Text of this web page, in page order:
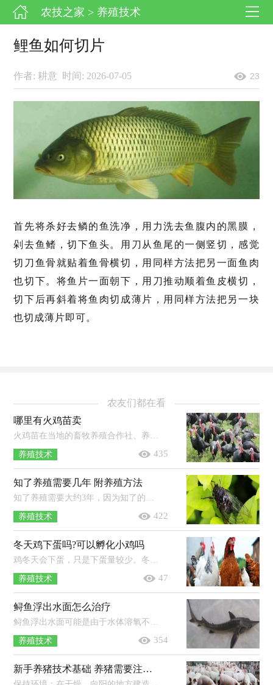
农技之家 > 养殖技术
鲤鱼如何切片
作者: 耕意 时间: 2026-07-05 23
首先将杀好去鳞的鱼洗净，用力洗去鱼腹内的黑膜，
剁去鱼鳍，切下鱼头。用刀从鱼尾的一侧竖切，感觉
切刀鱼骨就贴着鱼骨横切，用同样方法把另一面鱼肉
也切下。将鱼片一面朝下，用刀推动顺着鱼皮横切，
切下后再斜着将鱼肉切成薄片，用同样方法把另一块
也切成薄片即可。
农友们都在看
哪里有火鸡苗卖
火鸡苗在当地的畜牧养殖合作社、养鸡场等地都有购买，但选择有省级或省级以上《种畜禽生产经营许可证》的正规火鸡苗养殖场购买为佳...
养殖技术 435
知了养殖需要几年 附养殖方法
知了养殖需要大约3年，因为知了的若虫，也就是幼虫需要在地底生活2-3年。养殖方法：1、提供有营养的树林：培育阔叶树的苗木，将有卵的枝条...
养殖技术 422
冬天鸡下蛋吗?可以孵化小鸡吗
鸡冬天会下蛋，只是下蛋量较少。冬天气温比较低，可以在鸡舍内增加一些保温设施，只有提高鸡舍里面的温度，鸡才会感受到温暖，从而多下蛋。...
养殖技术 47
鲟鱼浮出水面怎么治疗
鲟鱼浮出水面可能是由于水体溶氧不足所致，应及时打开增氧设备。鲟鱼对水体溶氧要求较高，必须保持整个池中的溶解氧达到6mg/L以上。...
养殖技术 354
新手养猪技术基础 养猪需要注意什么技术问题